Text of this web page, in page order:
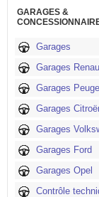
GARAGES &
Garages
Garages
Garages
Garages
Garages
Garages Ford
Garages Opel
Contrôle